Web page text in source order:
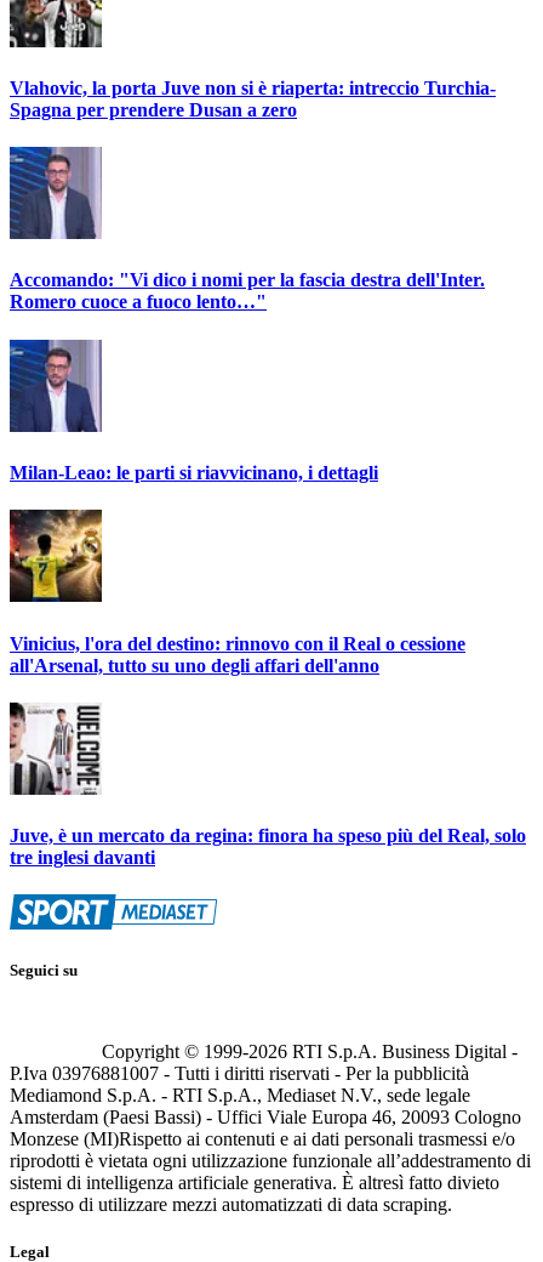
Vlahovic, la porta Juve non si è riaperta: intreccio Turchia-
Spagna per prendere Dusan a zero
Accomando: "Vi dico i nomi per la fascia destra dell'Inter.
Romero cuoce a fuoco lento…"
Milan-Leao: le parti si riavvicinano, i dettagli
Vinicius, l'ora del destino: rinnovo con il Real o cessione
all'Arsenal, tutto su uno degli affari dell'anno
Juve, è un mercato da regina: finora ha speso più del Real, solo
tre inglesi davanti
Seguici su
Copyright © 1999-2026 RTI S.p.A. Business Digital -
P.Iva 03976881007 - Tutti i diritti riservati - Per la pubblicità
Mediamond S.p.A. - RTI S.p.A., Mediaset N.V., sede legale
Amsterdam (Paesi Bassi) - Uffici Viale Europa 46, 20093 Cologno
Monzese (MI)Rispetto ai contenuti e ai dati personali trasmessi e/o
riprodotti è vietata ogni utilizzazione funzionale all’addestramento di
sistemi di intelligenza artificiale generativa. È altresì fatto divieto
espresso di utilizzare mezzi automatizzati di data scraping.
Legal